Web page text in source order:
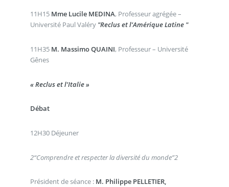
11H15 Mme Lucile MEDINA, Professeur agrégée –
Université Paul Valéry "Reclus et l’Amérique Latine "
11H35 M. Massimo QUAINI, Professeur – Université
Gênes
« Reclus et l’Italie »
Débat
12H30 Déjeuner
2“Comprendre et respecter la diversité du monde”2
Président de séance : M. Philippe PELLETIER,